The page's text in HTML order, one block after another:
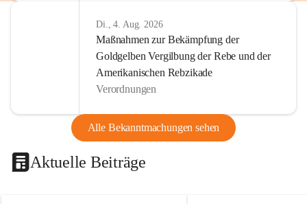
Di., 4. Aug. 2026
Maßnahmen zur Bekämpfung der
Goldgelben Vergilbung der Rebe und der
Amerikanischen Rebzikade
Verordnungen
Alle Bekanntmachungen sehen
Aktuelle Beiträge